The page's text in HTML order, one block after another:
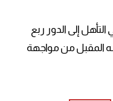
إلى الدور ربع
المقبل من مواجهة